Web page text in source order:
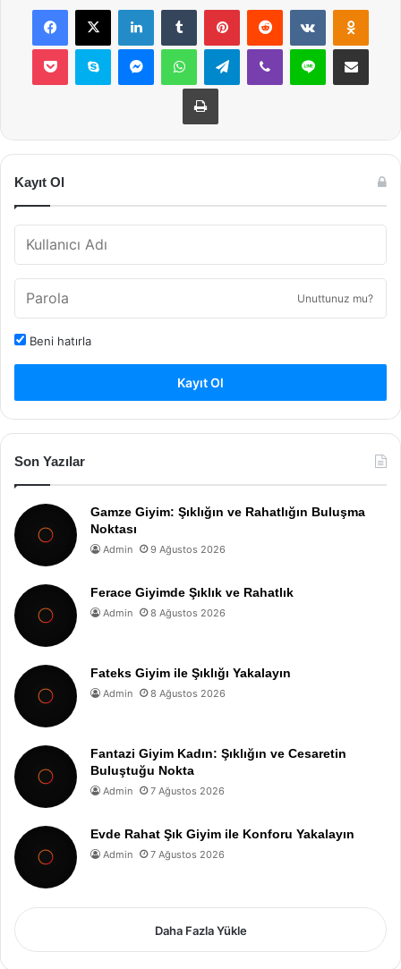
Facebook
X LinkedInTumblr PinterestReddit VKontakte
Pocket Skype MessengerWhatsAppTelegramViber Line E-Posta ile
Yazdır
Kayıt Ol
Unuttunuz mu?
Beni hatırla
Kayıt Ol
Son Yazılar
Gamze Giyim: Şıklığın ve Rahatlığın Buluşma
Noktası
Admin 9 Ağustos 2026
Ferace Giyimde Şıklık ve Rahatlık
Admin 8 Ağustos 2026
Fateks Giyim ile Şıklığı Yakalayın
Admin 8 Ağustos 2026
Fantazi Giyim Kadın: Şıklığın ve Cesaretin
Buluştuğu Nokta
Admin 7 Ağustos 2026
Evde Rahat Şık Giyim ile Konforu Yakalayın
Admin 7 Ağustos 2026
Daha Fazla Yükle